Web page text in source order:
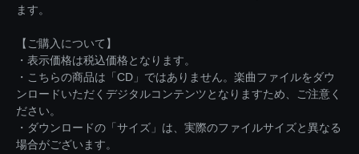
ます。
【ご購入について】
・表示価格は税込価格となります。
・こちらの商品は「CD」ではありません。楽曲ファイルをダウ
ンロードいただくデジタルコンテンツとなりますため、ご注意く
ださい。
・ダウンロードの「サイズ」は、実際のファイルサイズと異なる
場合がございます。